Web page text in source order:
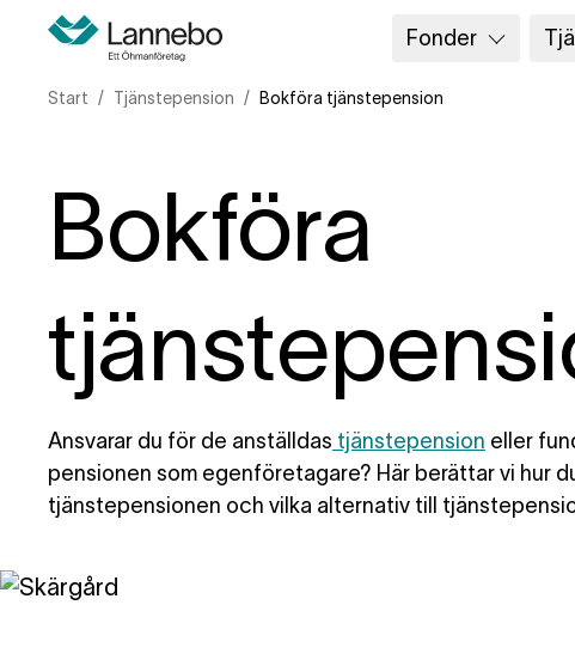
Fonder
Start Tjänstepension Bokföra tjänstepension
Bokföra
Ansvarar du för de anställdas tjänstepension eller
pensionen som egenföretagare? Här berättar vi hur
tjänstepensionen och vilka alternativ till